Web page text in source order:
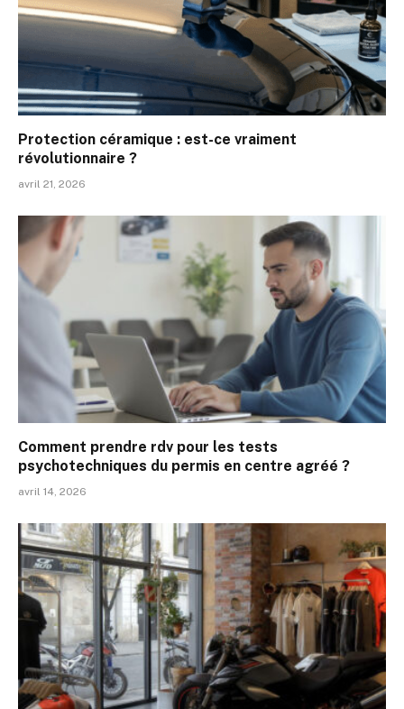
Protection céramique : est-ce vraiment
révolutionnaire ?
avril 21, 2026
Comment prendre rdv pour les tests
psychotechniques du permis en centre agréé ?
avril 14, 2026